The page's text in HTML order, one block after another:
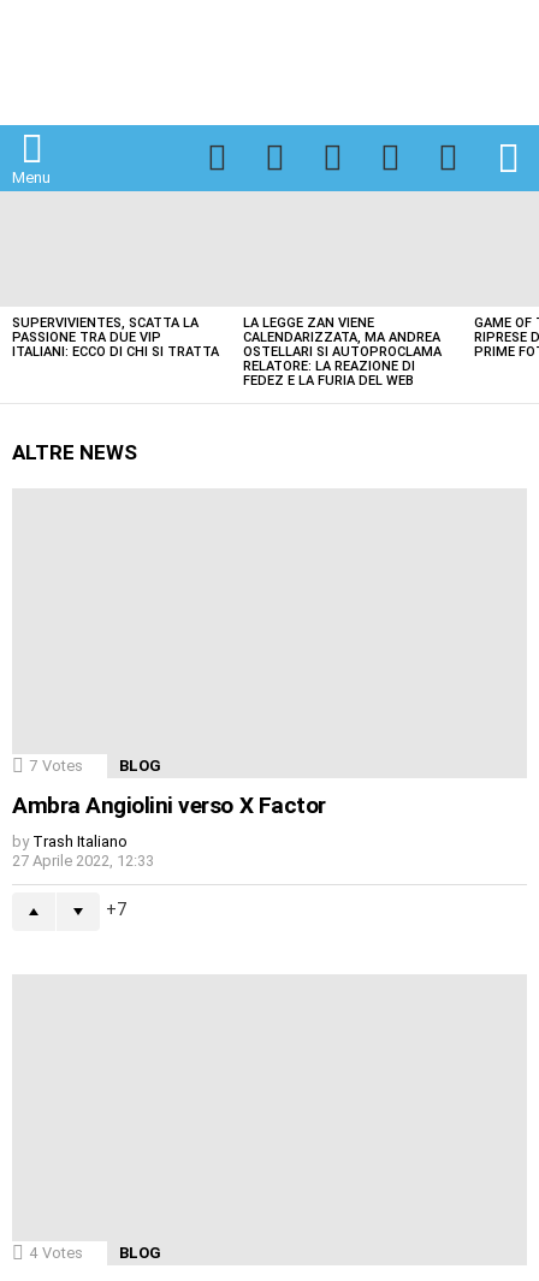
Menu
Facebook
Twitter
Instagram
Spotify
TikTok
SUPERVIVIENTES, SCATTA LA
PASSIONE TRA DUE VIP
ITALIANI: ECCO DI CHI SI TRATTA
LA LEGGE ZAN VIENE
CALENDARIZZATA, MA ANDREA
OSTELLARI SI AUTOPROCLAMA
RELATORE: LA REAZIONE DI
FEDEZ E LA FURIA DEL WEB
GAME OF
RIPRESE
PRIME
ALTRE NEWS
7 Votes BLOG
Ambra Angiolini verso X Factor
by Trash Italiano
27 Aprile 2022, 12:33
7
4 Votes BLOG